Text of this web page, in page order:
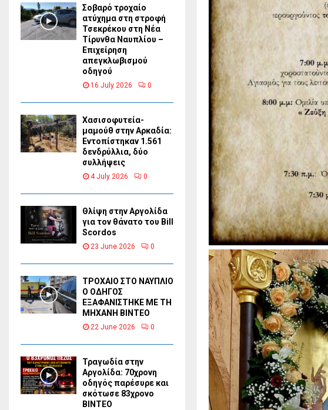
Σοβαρό τροχαίο
ατύχημα στη στροφή
Τσεκρέκου στη Νέα
Τίρυνθα Ναυπλίου –
Επιχείρηση
απεγκλωβισμού
οδηγού
16 July 2026 0
Χασισοφυτεία-
μαμούθ στην Αρκαδία:
Εντοπίστηκαν 1.561
δενδρύλλια, δύο
συλλήψεις
4 July 2026 0
Θλίψη στην Αργολίδα
για τον θάνατο του Bill
Scordos
23 June 2026 0
ΤΡΟΧΑΙΟ ΣΤΟ ΝΑΥΠΛΙΟ
Ο ΟΔΗΓΟΣ
ΕΞΑΦΑΝΙΣΤΗΚΕ ΜΕ ΤΗ
ΜΗΧΑΝΗ ΒΙΝΤΕΟ
22 June 2026 0
Τραγωδία στην
Αργολίδα: 70χρονη
οδηγός παρέσυρε και
σκότωσε 83χρονο
ΒΙΝΤΕΟ